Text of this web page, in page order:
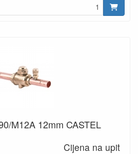
M12A 12mm CASTEL
Cijena na upit